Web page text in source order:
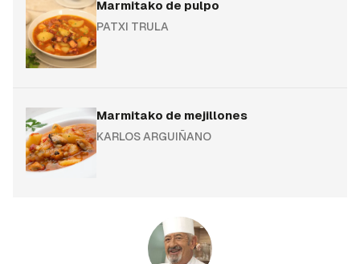
Marmitako de pulpo
PATXI TRULA
Marmitako de mejillones
KARLOS ARGUIÑANO